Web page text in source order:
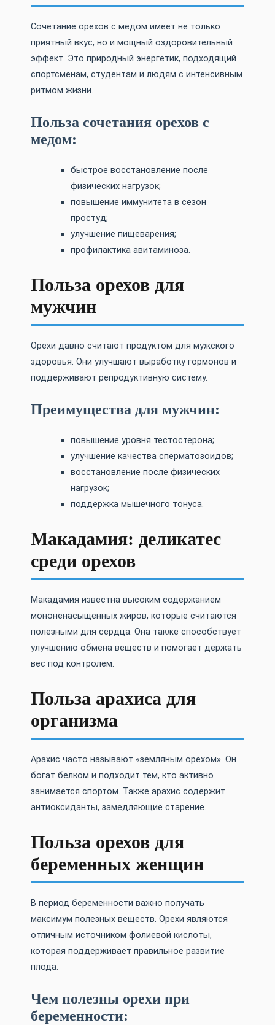
Сочетание орехов с медом имеет не только
приятный вкус, но и мощный оздоровительный
эффект. Это природный энергетик, подходящий
спортсменам, студентам и людям с интенсивным
ритмом жизни.
Польза сочетания орехов с
медом:
быстрое восстановление после
физических нагрузок;
повышение иммунитета в сезон
простуд;
улучшение пищеварения;
профилактика авитаминоза.
Польза орехов для
мужчин
Орехи давно считают продуктом для мужского
здоровья. Они улучшают выработку гормонов и
поддерживают репродуктивную систему.
Преимущества для мужчин:
повышение уровня тестостерона;
улучшение качества сперматозоидов;
восстановление после физических
нагрузок;
поддержка мышечного тонуса.
Макадамия: деликатес
среди орехов
Макадамия известна высоким содержанием
мононенасыщенных жиров, которые считаются
полезными для сердца. Она также способствует
улучшению обмена веществ и помогает держать
вес под контролем.
Польза арахиса для
организма
Арахис часто называют «земляным орехом». Он
богат белком и подходит тем, кто активно
занимается спортом. Также арахис содержит
антиоксиданты, замедляющие старение.
Польза орехов для
беременных женщин
В период беременности важно получать
максимум полезных веществ. Орехи являются
отличным источником фолиевой кислоты,
которая поддерживает правильное развитие
плода.
Чем полезны орехи при
беременности: